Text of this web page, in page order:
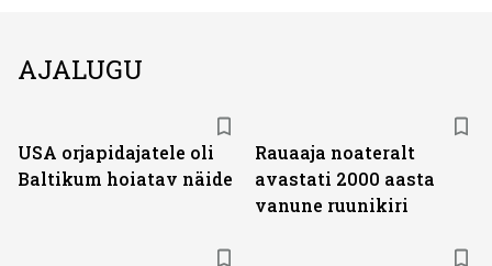
AJALUGU
USA orjapidajatele oli
Baltikum hoiatav näide
Rauaaja noateralt
avastati 2000 aasta
vanune ruunikiri